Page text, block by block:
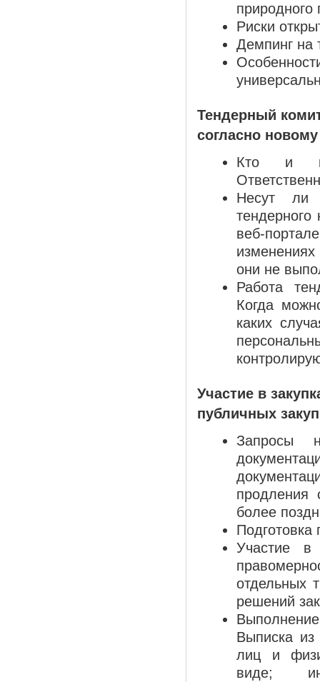
природного
Риски
Демпинг на
Тендерный
согласно
Кто и
Несут ли
тендерного
веб-
они не
Работа
Когда
каких
Участие в
публичных
Запросы
продления
более
Участие в
отдельных
решений
Выписка из
лиц и
виде;